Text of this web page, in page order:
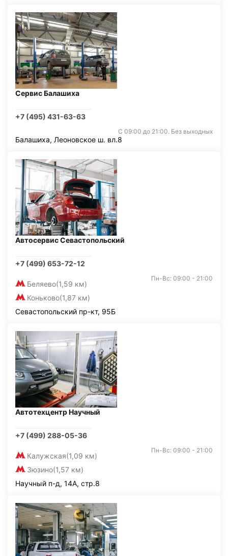
Сервис Балашиха
+7 (495) 431-63-63
С 09:00 до 21:00. Без выходных
Балашиха, Леоновское ш. вл.8
Автосервис Севастопольский
+7 (499) 653-72-12
Беляево(1,59 км)
Коньково(1,87 км)
Пн-Вс: 09:00 - 21:00
Севастопольский пр-кт, 95Б
Автотехцентр Научный
+7 (499) 288-05-36
Калужская(1,09 км)
Зюзино(1,57 км)
Пн-Вс: 09:00 - 21:00
Научный п-д, 14А, стр.8